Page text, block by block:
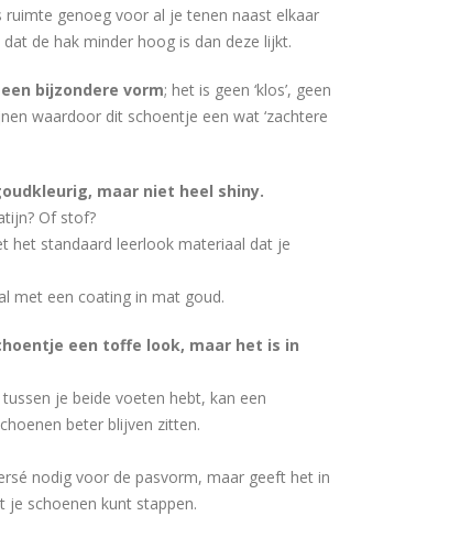
ruimte genoeg voor al je tenen naast elkaar
de hak minder hoog is dan deze lijkt.
bijzondere vorm; het is geen ‘klos’, geen
waardoor dit schoentje een wat ‘zachtere
maar niet heel shiny.
Of stof?
het standaard leerlook materiaal dat je
met een coating in mat goud.
een toffe look, maar het is in
je beide voeten hebt, kan een
beter blijven zitten.
nodig voor de pasvorm, maar geeft het in
schoenen kunt stappen.